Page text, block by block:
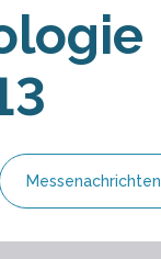
Messenachrichten